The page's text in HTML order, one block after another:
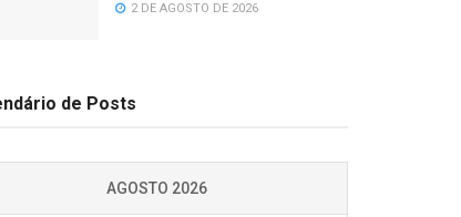
2 DE AGOSTO DE 2026
de Posts
AGOSTO 2026